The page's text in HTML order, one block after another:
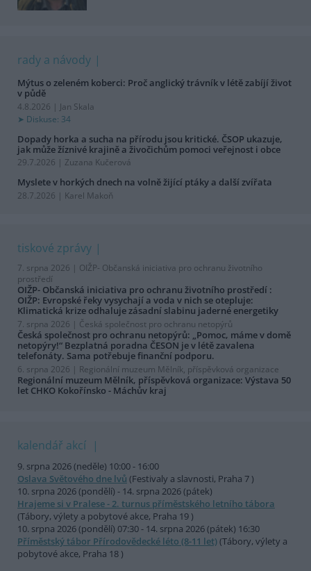
rady a návody
Mýtus o zeleném koberci: Proč anglický trávník v létě zabíjí život
v půdě
4.8.2026 | Jan Skala
Diskuse: 34
Dopady horka a sucha na přírodu jsou kritické. ČSOP ukazuje,
jak může žíznivé krajině a živočichům pomoci veřejnost i obce
29.7.2026 | Zuzana Kučerová
Myslete v horkých dnech na volně žijící ptáky a další zvířata
28.7.2026 | Karel Makoň
tiskové zprávy
7. srpna 2026 | OIŽP- Občanská iniciativa pro ochranu životního
prostředí
OIŽP- Občanská iniciativa pro ochranu životního prostředí :
OIŽP: Evropské řeky vysychají a voda v nich se otepluje:
Klimatická krize odhaluje zásadní slabinu jaderné energetiky
7. srpna 2026 | Česká společnost pro ochranu netopýrů
Česká společnost pro ochranu netopýrů: „Pomoc, máme v domě
netopýry!“ Bezplatná poradna ČESON je v létě zavalena
telefonáty. Sama potřebuje finanční podporu.
6. srpna 2026 | Regionální muzeum Mělník, příspěvková organizace
Regionální muzeum Mělník, příspěvková organizace: Výstava 50
let CHKO Kokořínsko - Máchův kraj
kalendář akcí
9. srpna 2026 (neděle) 10:00 - 16:00
Oslava Světového dne lvů (Festivaly a slavnosti, Praha 7 )
10. srpna 2026 (pondělí) - 14. srpna 2026 (pátek)
Hrajeme si v Pralese - 2. turnus příměstského letního tábora
(Tábory, výlety a pobytové akce, Praha 19 )
10. srpna 2026 (pondělí) 07:30 - 14. srpna 2026 (pátek) 16:30
Příměstský tábor Přírodovědecké léto (8-11 let)(Tábory, výlety a
pobytové akce, Praha 18 )